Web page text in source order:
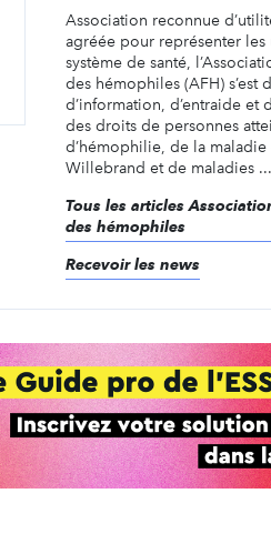
Association reconnue
agréée pour représenter les
système de santé,
des hémophiles (AFH) s’est
d’information, d’entraide et
des droits de personnes
d’hémophilie, de la maladie
Willebrand et de maladies ...
Tous les articles
des hémophiles
Recevoir les news